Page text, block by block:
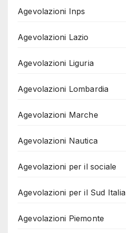
Agevolazioni Inps
Agevolazioni Lazio
Agevolazioni Liguria
Agevolazioni Lombardia
Agevolazioni Marche
Agevolazioni Nautica
Agevolazioni per il sociale
Agevolazioni per il Sud Italia
Agevolazioni Piemonte